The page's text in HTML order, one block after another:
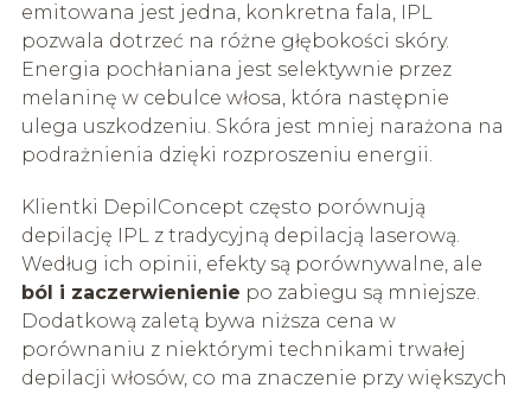
emitowana jest jedna, konkretna fala, IPL
pozwala dotrzeć na różne głębokości skóry.
Energia pochłaniana jest selektywnie przez
melaninę w cebulce włosa, która następnie
ulega uszkodzeniu. Skóra jest mniej narażona na
podrażnienia dzięki rozproszeniu energii.
Klientki DepilConcept często porównują
depilację IPL z tradycyjną depilacją laserową.
Według ich opinii, efekty są porównywalne, ale
ból i zaczerwienienie po zabiegu są mniejsze.
Dodatkową zaletą bywa niższa cena w
porównaniu z niektórymi technikami trwałej
depilacji włosów, co ma znaczenie przy większych